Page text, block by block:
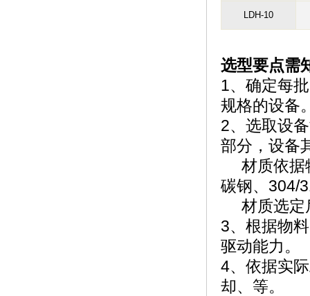
LDH-10
选型要点需
1、确定每
规格的设备
2、选取设
部分，设备
材质依据
碳钢、304/
材质选定
3、根据物
驱动能力。
4、依据实
却、等。